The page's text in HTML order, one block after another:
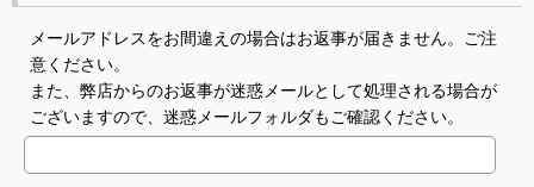
メールアドレスをお間違えの場合はお返事が届きません。ご注
意ください。
また、弊店からのお返事が迷惑メールとして処理される場合が
ございますので、迷惑メールフォルダもご確認ください。